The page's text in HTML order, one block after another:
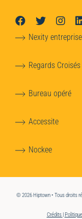
Nexity
Regards Croisés
Bureau opéré
Accessite
Nockee
© 2026 Hiptown • Tous droits
Crédits